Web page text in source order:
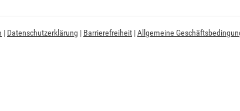
| Datenschutzerklärung | Barrierefreiheit |Allgemeine